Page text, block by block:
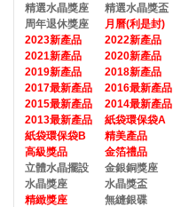
精選水晶獎座
精選水晶獎盃
周年退休獎座
月曆(利是封)
2023新產品
2022新產品
2021新產品
2020新產品
2019新產品
2018新產品
2017最新產品
2016最新產品
2015最新產品
2014最新產品
2013最新產品
紙袋環保袋A
紙袋環保袋B
精美產品
高級獎品
金箔禮品
立體水晶擺設
金銀銅獎座
水晶獎座
水晶獎盃
精緻獎座
無縫銀碟